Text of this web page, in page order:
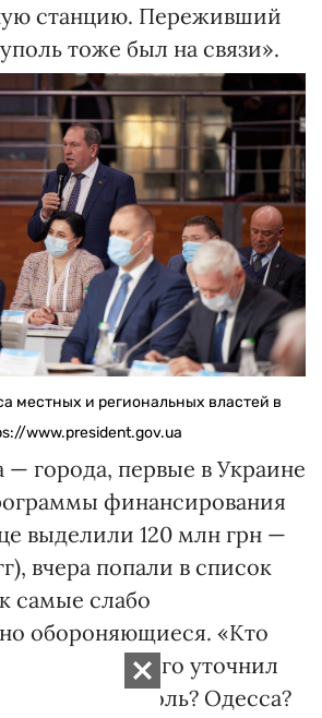
станцию. Переживший
тоже был на связи».
местных и региональных властей в
www.president.gov.ua
города, первые в Украине
финансирования
выделили 120 млн грн —
вчера попали в список
самые слабо
обороняющиеся. «Кто
— строго уточнил
Мариуполь? Одесса?